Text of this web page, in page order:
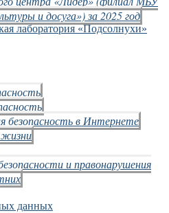
и досуга») за 2025 год
лаборатория «Подсолнухи»
безопасность в Интернете
жизни
и правонарушения
данных